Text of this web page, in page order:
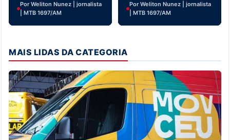
Por Weliton Nunez | jornalista
| MTB 1697/AM
Por Weliton Nunez | jornalista
| MTB 1697/AM
MAIS LIDAS DA CATEGORIA